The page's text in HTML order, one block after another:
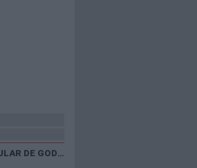
XXX CARRERA POPULAR DE GODELLETA